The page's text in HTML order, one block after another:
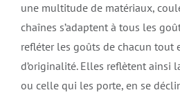
une multitude de matériaux,
chaînes s’adaptent à tous les
refléter les goûts de chacun tout
d’originalité. Elles reflètent ainsi
ou celle qui les porte, en se